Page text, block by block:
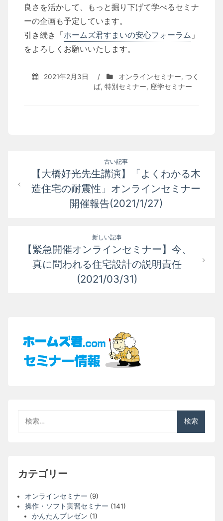
良さを活かして、もっと掘り下げて学べるセミナ
ーの企画も予定しています。
引き続き「ホームズ君すまいの安心フォーラム 」
をよろしくお願いいたします。
2021年2月3日 / オンラインセミナー, つく
ば,特別セミナー, 座学セミナー
古い記事
【大橋好光先生講演】「よくわかる木
造住宅の耐震性」オンラインセミナー
開催報告(2021/1/27)
新しい記事
【緊急開催オンラインセミナー】今、
真に問われる住宅設計の説明責任
(2021/03/31)
索:
カテゴリー
オンラインセミナー (9)
操作・ソフト実習セミナー (141)
かんたんプレゼン (1)